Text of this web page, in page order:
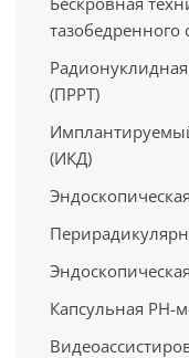
тазобедренного
(ПРРТ)
(ИКД)
Капсульная PH-